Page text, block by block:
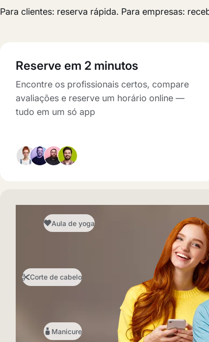
Para clientes: reserva rápida. Para empresas:
Reserve em 2 minutos
Encontre os profissionais certos, compare
avaliações e reserve um horário online —
tudo em um só app
Aula de yoga
Corte de cabelo
Manicure